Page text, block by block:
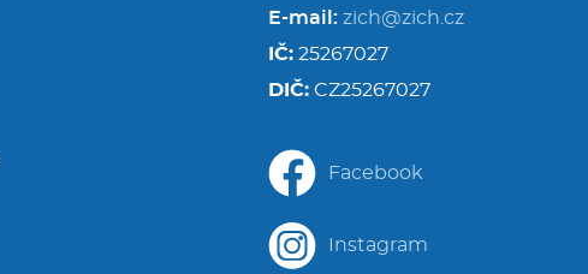
E-mail: zich@zich.cz
IČ: 25267027
DIČ: CZ25267027
Facebook
Instagram